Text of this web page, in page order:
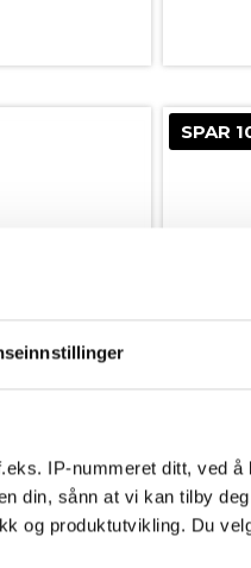
IP-nummeret ditt, ved å
din, sånn at vi kan tilby
og produktutvikling. Du
SPAR